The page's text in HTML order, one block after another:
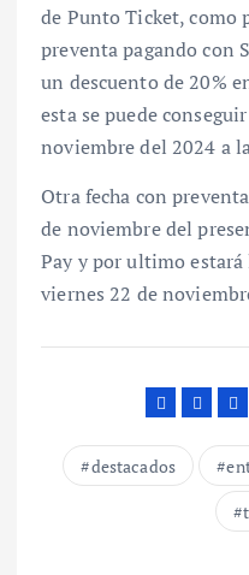
de Punto Ticket, como
preventa pagando con
un descuento de 20%
esta se puede
noviembre del 2024 a
Otra fecha con
de noviembre del
Pay y por ultimo estará
viernes 22 de
destacados